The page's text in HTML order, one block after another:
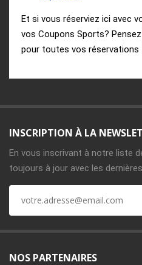
Et si vous réserviez ici avec
vos Coupons Sports?
pour toutes vos réservations
INSCRIPTION À LA
En vous inscrivant à notre liste
toujours à jour avec les
NOS PARTENAIRES